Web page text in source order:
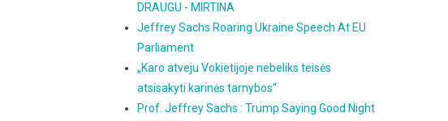
DRAUGU - MIRTINA
Jeffrey Sachs Roaring Ukraine Speech At EU
Parliament
„Karo atveju Vokietijoje nebeliks teisės
atsisakyti karinės tarnybos“
Prof. Jeffrey Sachs : Trump Saying Good Night